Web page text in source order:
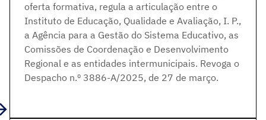
oferta formativa, regula a articulação entre o
Instituto de Educação, Qualidade e Avaliação, I. P.,
a Agência para a Gestão do Sistema Educativo, as
Comissões de Coordenação e Desenvolvimento
Regional e as entidades intermunicipais. Revoga o
Despacho n.º 3886-A/2025, de 27 de março.